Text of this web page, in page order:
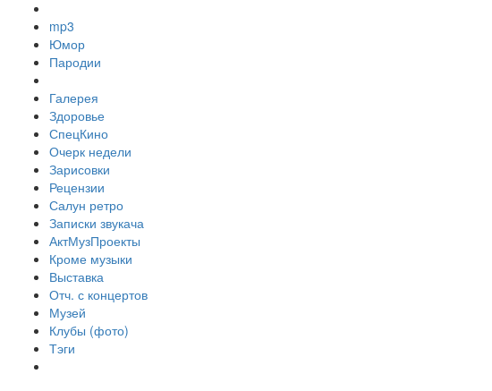
mp3
Юмор
Пародии
Галерея
Здоровье
СпецКино
Очерк недели
Зарисовки
Рецензии
Салун ретро
Записки звукача
АктМузПроекты
Кроме музыки
Выставка
Отч. с концертов
Музей
Клубы (фото)
Тэги